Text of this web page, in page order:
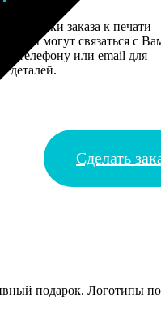
заказа к печати
могут связаться с
телефону или email для
деталей.
Сделать
подарок. Логотипы